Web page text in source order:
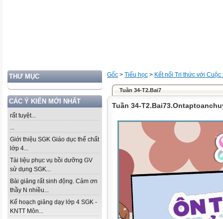
THƯ MỤC
CÁC Ý KIẾN MỚI NHẤT
rất tuyệt...
...
Giới thiệu SGK Giáo dục thể chất
lớp 4...
Tài liệu phục vụ bồi dưỡng GV
sử dụng SGK...
Bài giảng rất sinh động. Cảm ơn
thầy N nhiều...
Kế hoạch giảng dạy lớp 4 SGK -
KNTT Môn...
Gốc > Tiểu học > Kết nối Tri thức với Cuộc
Tuần 34-T2.Bai7
Tuần 34-